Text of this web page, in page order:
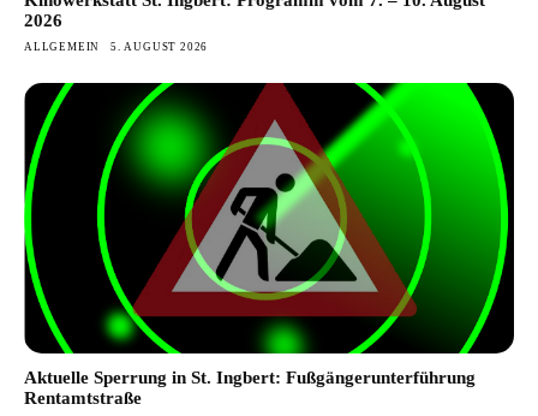
2026
ALLGEMEIN 5. AUGUST 2026
Aktuelle Sperrung in St. Ingbert: Fußgängerunterführung
Rentamtstraße